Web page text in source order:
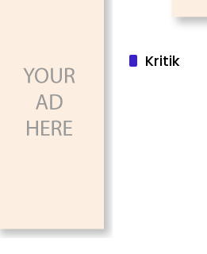
Kritik